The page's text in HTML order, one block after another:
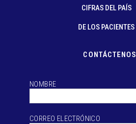
CIFRAS DEL PAÍS
DE LOS PACIENTES
CONTÁCTENOS
NOMBRE
CORREO ELECTRÓNICO